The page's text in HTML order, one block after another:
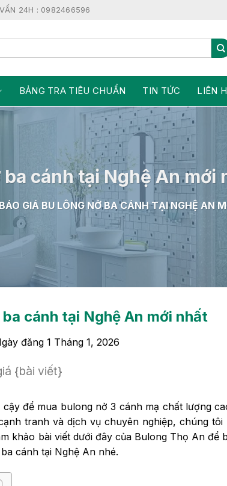
24H : 0982466596
BẢNG TRA TIÊU CHUẨN TIN TỨC LIÊN
cánh tại Nghệ An mới
BÁO GIÁ BU LÔNG NỞ BA CÁNH TẠI NGHỆ AN
cánh tại Nghệ An mới nhất
đăng 1 Tháng 1, 2026
{bài viết}
cậy để mua bulong nở 3 cánh mạ chất lượng
tranh và dịch vụ chuyên nghiệp, chúng
khảo bài viết dưới đây của Bulong Thọ An để
cánh tại Nghệ An nhé.